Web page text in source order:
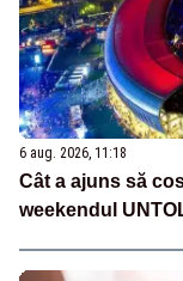
6 aug. 2026, 11:18
Cât a ajuns să
weekendul